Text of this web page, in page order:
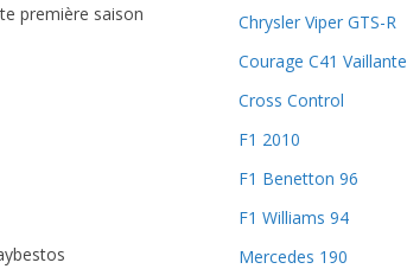
première saison
Chrysler Viper GTS-R
Courage C41 Vaillante
Cross Control
F1 2010
F1 Benetton 96
F1 Williams 94
Mercedes 190